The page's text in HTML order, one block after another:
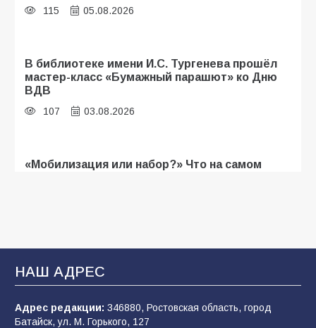
115 05.08.2026
В библиотеке имени И.С. Тургенева прошёл
мастер-класс «Бумажный парашют» ко Дню
ВДВ
107 03.08.2026
«Мобилизация или набор?» Что на самом
В Батайске продолжаются дорожные работы
103 04.08.2026
НАШ АДРЕС
Адрес редакции: 346880, Ростовская область, город
Батайск, ул. М. Горького, 127